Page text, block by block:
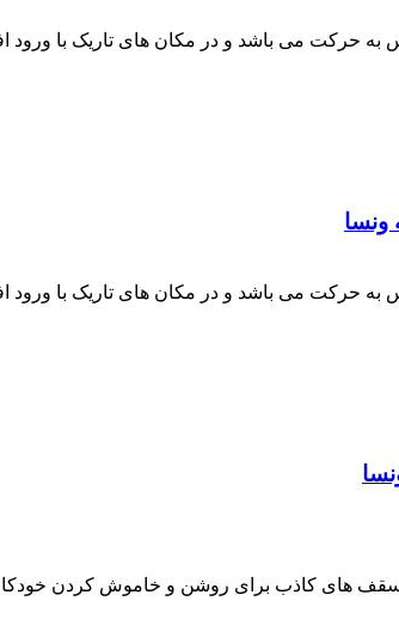
های کاذب برای روشن و خاموش کردن خودکار